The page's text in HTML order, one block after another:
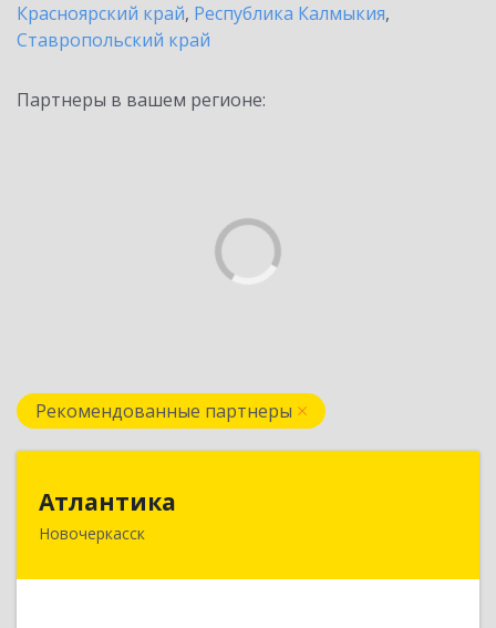
Красноярский край, Республика Калмыкия,
Ставропольский край
Партнеры в вашем регионе:
Рекомендованные партнеры
Атлантика
Новочеркасск346428, Ростовская обл, Новочеркасск г,